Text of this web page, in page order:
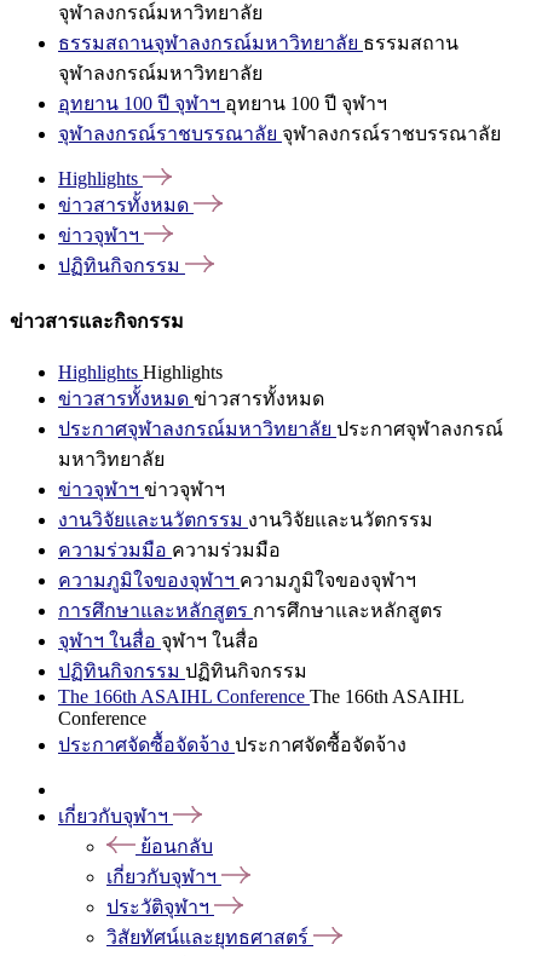
จุฬาลงกรณ์มหาวิทยาลัย
ธรรมสถานจุฬาลงกรณ์มหาวิทยาลัย ธรรมสถาน
จุฬาลงกรณ์มหาวิทยาลัย
อุทยาน 100 ปี จุฬาฯ อุทยาน 100 ปี จุฬาฯ
จุฬาลงกรณ์ราชบรรณาลัย จุฬาลงกรณ์ราชบรรณาลัย
Highlights
ข่าวสารทั้งหมด
ข่าวจุฬาฯ
ปฏิทินกิจกรรม
ข่าวสารและกิจกรรม
Highlights Highlights
ข่าวสารทั้งหมด ข่าวสารทั้งหมด
ประกาศจุฬาลงกรณ์มหาวิทยาลัย ประกาศจุฬาลงกรณ์
มหาวิทยาลัย
ข่าวจุฬาฯ ข่าวจุฬาฯ
งานวิจัยและนวัตกรรม งานวิจัยและนวัตกรรม
ความร่วมมือ ความร่วมมือ
ความภูมิใจของจุฬาฯ ความภูมิใจของจุฬาฯ
การศึกษาและหลักสูตร การศึกษาและหลักสูตร
จุฬาฯ ในสื่อ จุฬาฯ ในสื่อ
ปฏิทินกิจกรรม ปฏิทินกิจกรรม
The 166th ASAIHL Conference The 166th ASAIHL
Conference
ประกาศจัดซื้อจัดจ้าง ประกาศจัดซื้อจัดจ้าง
เกี่ยวกับจุฬาฯ
ย้อนกลับ
เกี่ยวกับจุฬาฯ
ประวัติจุฬาฯ
วิสัยทัศน์และยุทธศาสตร์